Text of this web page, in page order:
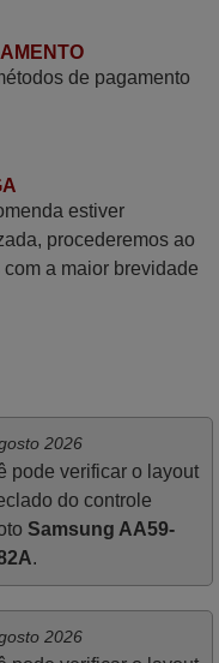
100%. Obrigado
Novembro 2025
na perfeição.
satisfeita
seu funcionamento
entrega e a vossa
Gostaria de
extrema importância a
de como usar o
por marca mas
Ninguém em
de pagamento
estiver
procederemos ao
a maior brevidade
2026
pode verificar o layout
do controle
Samsung AA59-
.
2026